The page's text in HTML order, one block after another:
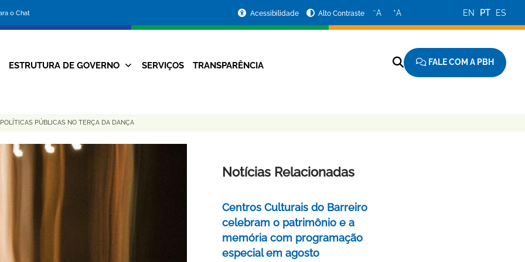
o Chat
da
Prefeitura
Acessibilidade Alto Contraste −A +A EN PT ES
Navegação
ESTRUTURA DE GOVERNO SERVIÇOS TRANSPARÊNCIA FALE COM A PBH
PÚBLICAS NO TERÇA DA DANÇA
Notícias Relacionadas
Centros Culturais do Barreiro
celebram o patrimônio e a
memória com programação
especial em agosto